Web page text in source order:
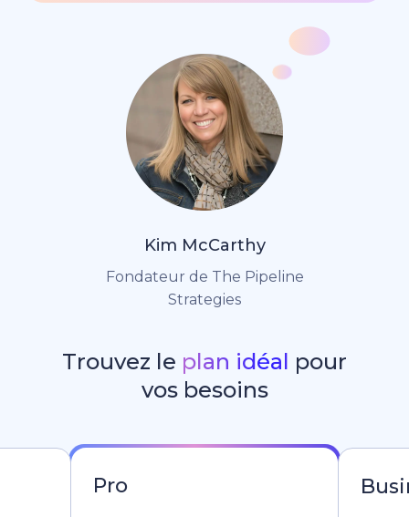
Kim McCarthy
Fondateur de The Pipeline
Strategies
Trouvez le plan idéal pour
vos besoins
Pro